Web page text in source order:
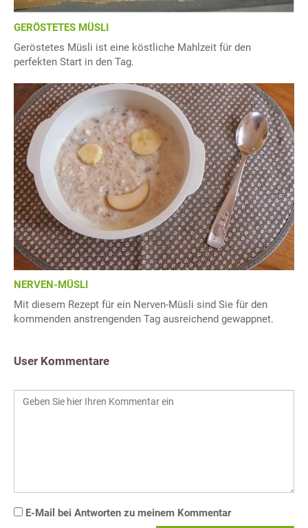
GERÖSTETES MÜSLI
Geröstetes Müsli ist eine köstliche Mahlzeit für den
perfekten Start in den Tag.
NERVEN-MÜSLI
Mit diesem Rezept für ein Nerven-Müsli sind Sie für den
kommenden anstrengenden Tag ausreichend gewappnet.
User Kommentare
E-Mail bei Antworten zu meinem Kommentar